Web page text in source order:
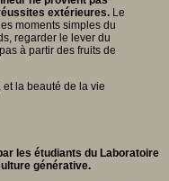
extérieures. Le
moments simples du
regarder le lever du
à partir des fruits de
la beauté de la vie
les étudiants du Laboratoire
générative.